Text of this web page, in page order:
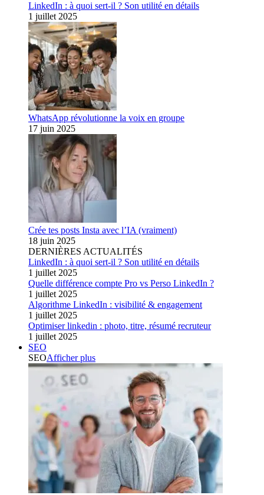
LinkedIn : à quoi sert-il ? Son utilité en détails
1 juillet 2025
WhatsApp révolutionne la voix en groupe
17 juin 2025
Crée tes posts Insta avec l’IA (vraiment)
18 juin 2025
DERNIÈRES ACTUALITÉS
LinkedIn : à quoi sert-il ? Son utilité en détails
1 juillet 2025
Quelle différence compte Pro vs Perso LinkedIn ?
1 juillet 2025
Algorithme LinkedIn : visibilité & engagement
1 juillet 2025
Optimiser linkedin : photo, titre, résumé recruteur
1 juillet 2025
SEO
SEOAfficher plus